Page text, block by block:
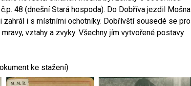
48 (dnešní Stará hospoda). Do Dobříva jezdil Mošna
i s místními ochotníky. Dobřívští sousedé se pro
vztahy a zvyky. Všechny jím vytvořené postavy
ke stažení)